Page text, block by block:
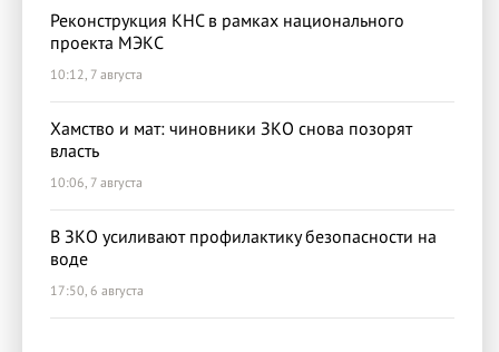
Реконструкция КНС в рамках национального
проекта МЭКС
10:12, 7 августа
Хамство и мат: чиновники ЗКО снова позорят
власть
10:06, 7 августа
В ЗКО усиливают профилактику безопасности на
воде
17:50, 6 августа